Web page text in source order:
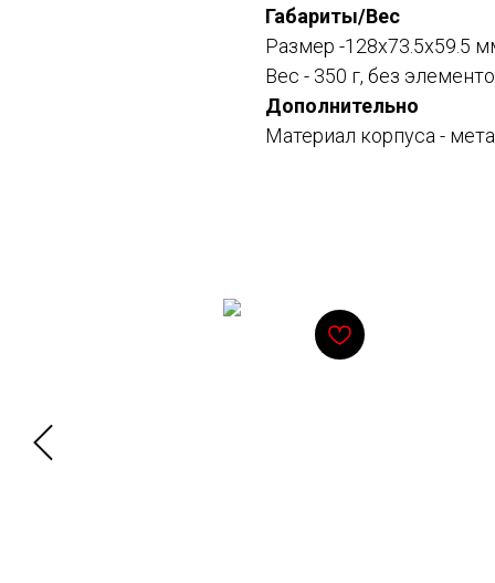
Габариты/Вес
Размер -128x73.5x59.5
Вес - 350 г, без
Дополнительно
Материал корпуса -